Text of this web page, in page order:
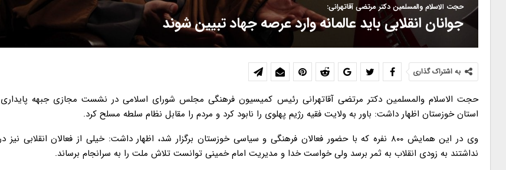
حجت الاسلام والمسلمین دکتر مرتضی آقاتهرانی:
جوانان انقلابی باید عالمانه وارد عرصه جهاد تبیین شوند
به اشتراک گذاری
حجت الاسلام والمسلمین دکتر مرتضی آقاتهرانی رئیس کمیسیون فرهنگی مجلس شورای اسلامی در نشست مجازی جبهه پایداری
استان خوزستان اظهار داشت: باور به ولایت فقیه رژیم پهلوی را نابود کرد و مردم را مقابل نظام سلطه مسلح کرد.
وی در این همایش ۸۰۰ نفره که با حضور فعالان فرهنگی و سیاسی خوزستان برگزار شد، اظهار داشت: خیلی از فعالان انقلابی
نداشتند به زودی انقلاب به ثمر برسد ولی خواست خدا و مدیریت امام خمینی توانست تلاش ملت را به سرانجام برساند.